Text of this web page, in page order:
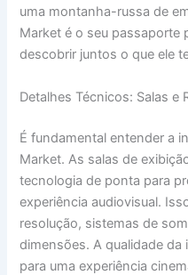
uma montanha-russa de
Market é o seu passaporte
descobrir juntos o que ele
Detalhes Técnicos: Salas e
É fundamental entender a
Market. As salas de
tecnologia de ponta para
experiência audiovisual.
resolução, sistemas de
dimensões. A qualidade
para uma experiência